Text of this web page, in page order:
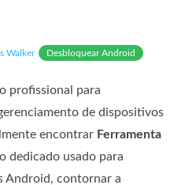
Walker Desbloquear Android
profissional para
de dispositivos
encontrar Ferramenta
dedicado usado para
Android, contornar a